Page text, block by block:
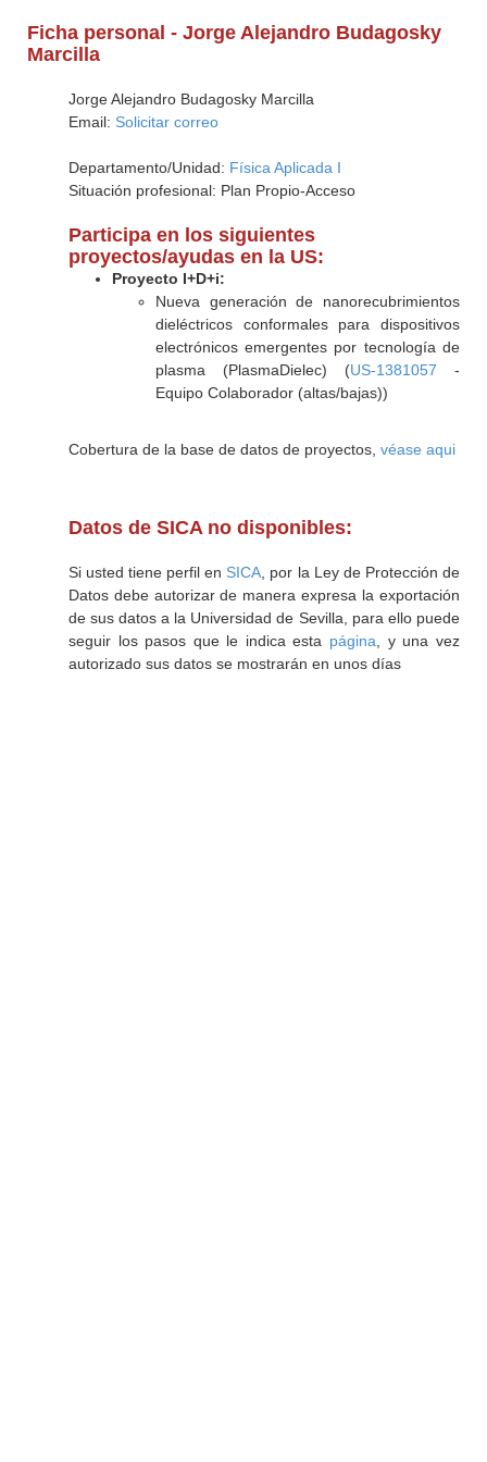
Ficha personal - Jorge Alejandro Budagosky
Marcilla
Jorge Alejandro Budagosky Marcilla
Email: Solicitar correo
Departamento/Unidad: Física Aplicada I
Situación profesional: Plan Propio-Acceso
Participa en los siguientes
proyectos/ayudas en la US:
Proyecto I+D+i:
Nueva generación de nanorecubrimientos
dieléctricos conformales para dispositivos
electrónicos emergentes por tecnología de
plasma (PlasmaDielec) (US-1381057 -
Equipo Colaborador (altas/bajas))
Cobertura de la base de datos de proyectos, véase aqui
Datos de SICA no disponibles:
Si usted tiene perfil en SICA , por la Ley de Protección de
Datos debe autorizar de manera expresa la exportación
de sus datos a la Universidad de Sevilla, para ello puede
seguir los pasos que le indica esta página , y una vez
autorizado sus datos se mostrarán en unos días